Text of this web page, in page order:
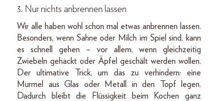
3. Nur nichts anbrennen lassen
Wir alle haben wohl schon mal etwas anbrennen lassen.
Besonders, wenn Sahne oder Milch im Spiel sind, kann
es schnell gehen – vor allem, wenn gleichzeitig
Zwiebeln gehackt oder Äpfel geschält werden wollen.
Der ultimative Trick, um das zu verhindern: eine
Murmel aus Glas oder Metall in den Topf legen.
Dadurch bleibt die Flüssigkeit beim Kochen ganz